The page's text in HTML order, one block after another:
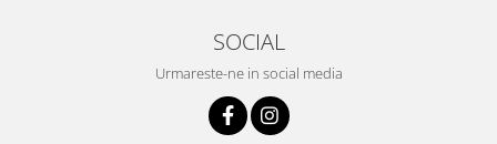
SOCIAL
Urmareste-ne in social media